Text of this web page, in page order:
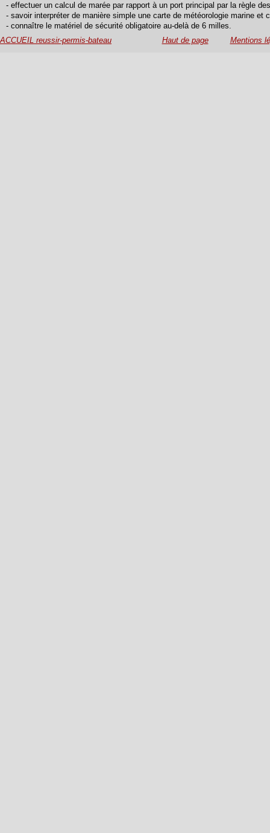
- effectuer un calcul de marée par rapport à un port principal par la règle
- savoir interpréter de manière simple une carte de météorologie marine et
- connaître le matériel de sécurité obligatoire au-delà de 6 milles.
ACCUEIL reussir-permis-bateau
Haut de page Mentions